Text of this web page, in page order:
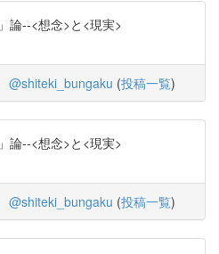
論--<想念>と<現実>
@shiteki_bungaku (投稿一覧)
論--<想念>と<現実>
@shiteki_bungaku (投稿一覧)